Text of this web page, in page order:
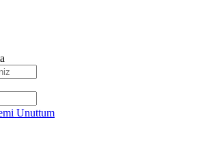
Unuttum